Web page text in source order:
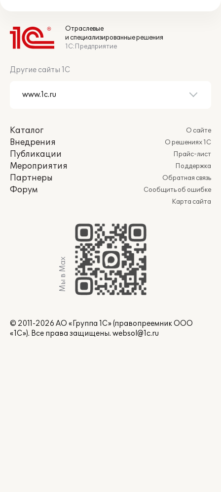
Отраслевые
и специализированные решения
1С:Предприятие
Другие сайты 1С
Каталог
Внедрения
Публикации
Мероприятия
Партнеры
Форум
О сайте
О решениях 1С
Прайс-лист
Поддержка
Обратная связь
Сообщить об ошибке
Карта сайта
Мы в Max
© 2011-2026 АО «Группа 1С» (правопреемник ООО
«1С»). Все права защищены. websol@1c.ru